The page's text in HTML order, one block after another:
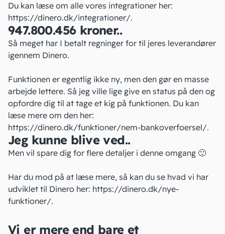
Du kan læse om alle vores integrationer her:
https://dinero.dk/integrationer/.
947.800.456 kroner..
Så meget har I betalt regninger for til jeres leverandører
igennem Dinero.
Funktionen er egentlig ikke ny, men den gør en masse
arbejde lettere. Så jeg ville lige give en status på den og
opfordre dig til at tage et kig på funktionen. Du kan
læse mere om den her:
https://dinero.dk/funktioner/nem-bankoverfoersel/.
Jeg kunne blive ved..
Men vil spare dig for flere detaljer i denne omgang 🙂
Har du mod på at læse mere, så kan du se hvad vi har
udviklet til Dinero her: https://dinero.dk/nye-
funktioner/.
Vi er mere end bare et